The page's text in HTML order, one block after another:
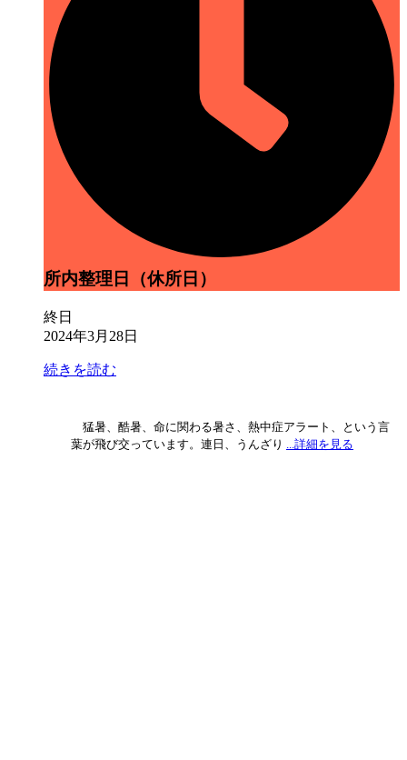
（休
日）
所内整理日（休所日）
終日
2024年3月28日
続きを読む
猛暑、酷暑、命に関わる暑さ、熱中症アラート、という言
葉が飛び交っています。連日、うんざり
...詳細を見る